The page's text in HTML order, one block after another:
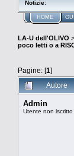
Notizie:
HOME
LA-U dell'OLIVO >
poco letti o a
Pagine: [1]
Autore
Admin
Utente non iscritto